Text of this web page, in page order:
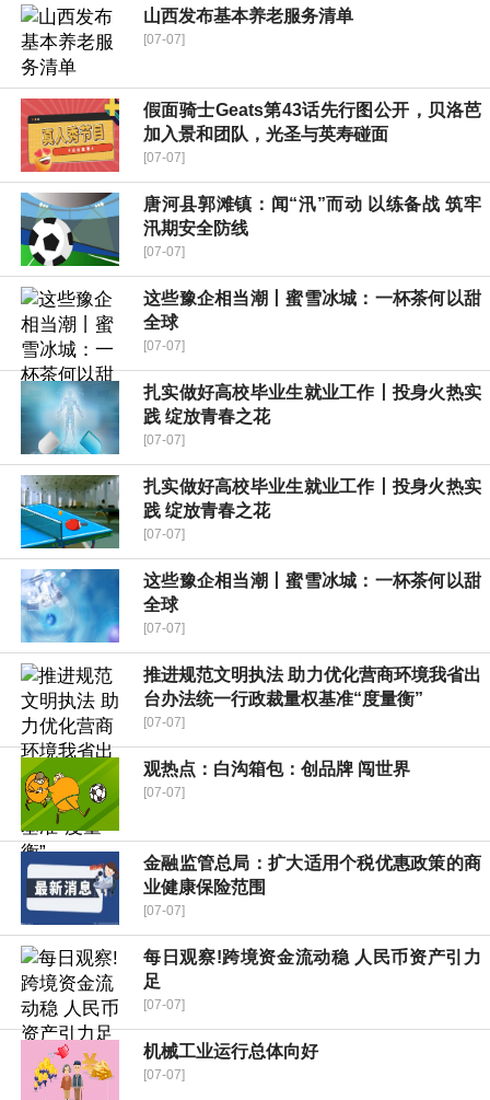
山西发布基本养老服务清单
[07-07]
假面骑士Geats第43话先行图公开，贝洛芭
加入景和团队，光圣与英寿碰面
[07-07]
唐河县郭滩镇：闻“汛”而动 以练备战 筑牢
汛期安全防线
[07-07]
这些豫企相当潮丨蜜雪冰城：一杯茶何以甜
全球
[07-07]
扎实做好高校毕业生就业工作丨投身火热实
践 绽放青春之花
[07-07]
扎实做好高校毕业生就业工作丨投身火热实
践 绽放青春之花
[07-07]
这些豫企相当潮丨蜜雪冰城：一杯茶何以甜
全球
[07-07]
推进规范文明执法 助力优化营商环境我省出
台办法统一行政裁量权基准“度量衡”
[07-07]
观热点：白沟箱包：创品牌 闯世界
[07-07]
金融监管总局：扩大适用个税优惠政策的商
业健康保险范围
[07-07]
每日观察!跨境资金流动稳 人民币资产引力
足
[07-07]
机械工业运行总体向好
[07-07]